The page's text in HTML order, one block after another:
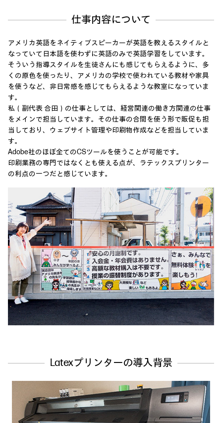
仕事内容について
アメリカ英語をネイティブスピーカーが英語を教えるスタイルと
なっていて日本語を使わずに英語のみで英語学習をしています。
そういう指導スタイルを生徒さんにも感じてもらえるように、多
くの原色を使ったり、アメリカの学校で使われている教材や家具
を使うなど、非日常感を感じてもらえるような教室になっていま
す。
私（副代表 合田）の仕事としては、経営関連の働き方関連の仕事
をメインで担当しています。その仕事の合間を使う形で販促も担
当しており、ウェブサイト管理や印刷物作成などを担当していま
す。
Adobe社のほぼ全てのCSツールを使うことが可能です。
印刷業務の専門ではなくとも使える点が、ラテックスプリンター
の利点の一つだと感じています。
Latexプリンターの導入背景